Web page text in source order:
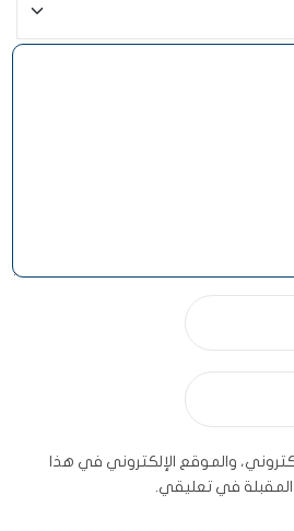
والموقع الإلكتروني في هذا
المقبلة في تعليقي.